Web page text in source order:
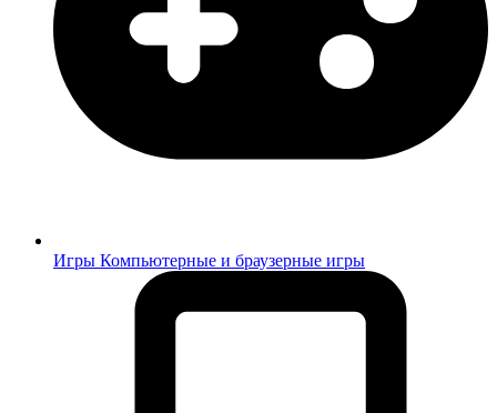
Игры Компьютерные и браузерные игры